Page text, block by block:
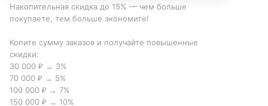
Накопительная скидка до 15% — чем больше
покупаете, тем больше экономите!
Копите сумму заказов и получайте повышенные
скидки:
30 000 ₽ → 3%
70 000 ₽ → 5%
100 000 ₽ → 7%
150 000 ₽ → 10%